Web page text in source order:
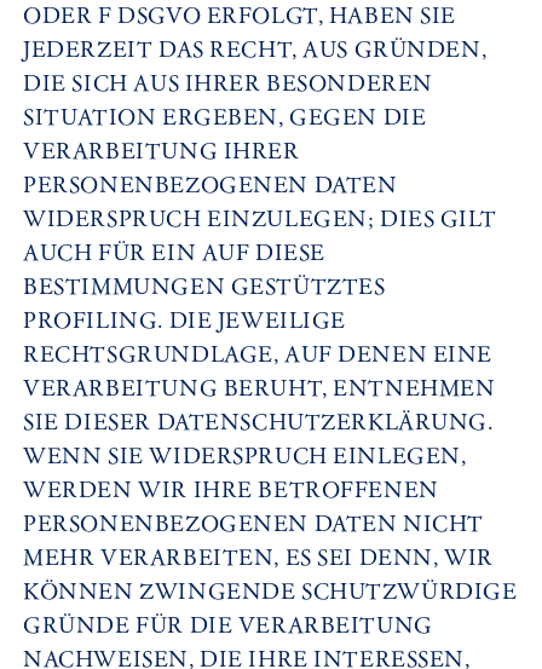
ODER F DSGVO ERFOLGT, HABEN SIE
JEDERZEIT DAS RECHT, AUS GRÜNDEN,
DIE SICH AUS IHRER BESONDEREN
SITUATION ERGEBEN, GEGEN DIE
VERARBEITUNG IHRER
PERSONENBEZOGENEN DATEN
WIDERSPRUCH EINZULEGEN; DIES GILT
AUCH FÜR EIN AUF DIESE
BESTIMMUNGEN GESTÜTZTES
PROFILING. DIE JEWEILIGE
RECHTSGRUNDLAGE, AUF DENEN EINE
VERARBEITUNG BERUHT, ENTNEHMEN
SIE DIESER DATENSCHUTZERKLÄRUNG.
WENN SIE WIDERSPRUCH EINLEGEN,
WERDEN WIR IHRE BETROFFENEN
PERSONENBEZOGENEN DATEN NICHT
MEHR VERARBEITEN, ES SEI DENN, WIR
KÖNNEN ZWINGENDE SCHUTZWÜRDIGE
GRÜNDE FÜR DIE VERARBEITUNG
NACHWEISEN, DIE IHRE INTERESSEN,